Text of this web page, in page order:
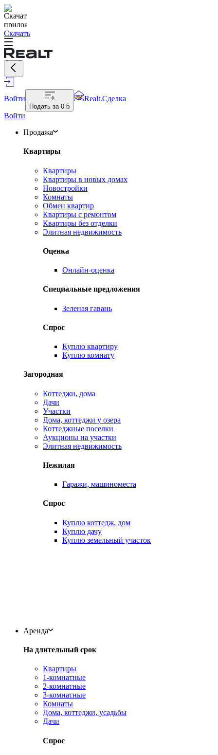
Скачать
Войти
Подать за 0 ƃ
Realt.Сделка
Войти
Продажа
Квартиры
Квартиры
Квартиры в новых домах
Новостройки
Комнаты
Обмен квартир
Квартиры с ремонтом
Квартиры без отделки
Элитная недвижимость
Оценка
Онлайн-оценка
Специальные предложения
Зеленая гавань
Спрос
Куплю квартиру
Куплю комнату
Загородная
Коттеджи, дома
Дачи
Участки
Дома, коттеджи у озера
Коттеджные поселки
Аукционы на участки
Элитная недвижимость
Нежилая
Гаражи, машиноместа
Спрос
Куплю коттедж, дом
Куплю дачу
Куплю земельный участок
Аренда
На длительный срок
Квартиры
1-комнатные
2-комнатные
3-комнатные
Комнаты
Дома, коттеджи, усадьбы
Дачи
Спрос